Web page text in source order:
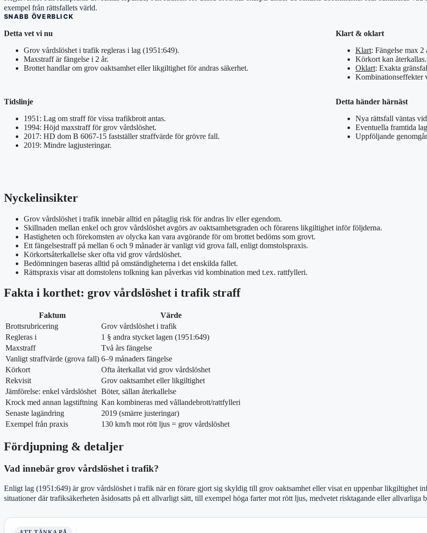
exempel från rättsfallets värld.
SNABB ÖVERBLICK
Detta vet vi nu
Grov vårdslöshet i trafik regleras i lag (1951:649).
Maxstraff är fängelse i 2 år.
Brottet handlar om grov oaktsamhet eller likgiltighet för andras säkerhet.
Klart & oklart
Klart: Fängelse max
Körkort kan återkallas.
Oklart: Exakta
Kombinationseffekter
Tidslinje
1951: Lag om straff för vissa trafikbrott antas.
1994: Höjd maxstraff för grov vårdslöshet.
2017: HD dom B 6067-15 fastställer straffvärde för grövre fall.
2019: Mindre lagjusteringar.
Detta händer härnäst
Nya rättsfall väntas
Eventuella framtida
Uppföljande
Nyckelinsikter
Grov vårdslöshet i trafik innebär alltid en påtaglig risk för andras liv eller egendom.
Skillnaden mellan enkel och grov vårdslöshet avgörs av oaktsamhetsgraden och förarens likgiltighet inför följderna.
Hastigheten och förekomsten av olycka kan vara avgörande för om brottet bedöms som grovt.
Ett fängelsestraff på mellan 6 och 9 månader är vanligt vid grova fall, enligt domstolspraxis.
Körkortsåterkallelse sker ofta vid grov vårdslöshet.
Bedömningen baseras alltid på omständigheterna i det enskilda fallet.
Rättspraxis visar att domstolens tolkning kan påverkas vid kombination med t.ex. rattfylleri.
Fakta i korthet: grov vårdslöshet i trafik straff
Faktum
Värde
Brottsrubricering
Grov vårdslöshet i trafik
Regleras i
1 § andra stycket lagen (1951:649)
Maxstraff
Två års fängelse
Vanligt straffvärde (grova fall) 6–9 månaders fängelse
Körkort
Ofta återkallat vid grov vårdslöshet
Rekvisit
Grov oaktsamhet eller likgiltighet
Jämförelse: enkel vårdslöshet Böter, sällan återkallelse
Krock med annan lagstiftning Kan kombineras med vållandebrott/rattfylleri
Senaste lagändring
2019 (smärre justeringar)
Exempel från praxis
130 km/h mot rött ljus = grov vårdslöshet
Fördjupning & detaljer
Vad innebär grov vårdslöshet i trafik?
Enligt lag (1951:649) är grov vårdslöshet i trafik när en förare gjort sig skyldig till grov oaktsamhet eller visat en uppenbar likgiltighet
situationer där trafiksäkerheten åsidosatts på ett allvarligt sätt, till exempel höga farter mot rött ljus, medvetet risktagande eller allvarliga